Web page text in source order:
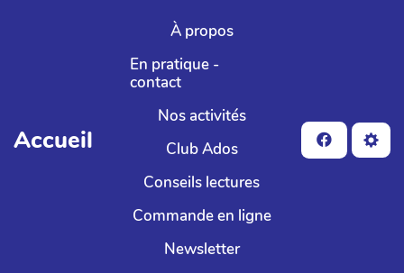
Aller au contenu principal
Accueil
À propos
En pratique -
contact
Nos activités
Club Ados
Conseils lectures
Commande en ligne
Newsletter